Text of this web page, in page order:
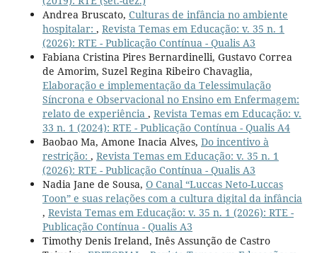
Andrea Bruscato, Culturas de infância no ambiente
hospitalar: , Revista Temas em Educação: v. 35 n. 1
(2026): RTE - Publicação Contínua - Qualis A3
Fabiana Cristina Pires Bernardinelli, Gustavo Correa
de Amorim, Suzel Regina Ribeiro Chavaglia,
Elaboração e implementação da Telessimulação
Síncrona e Observacional no Ensino em Enfermagem:
relato de experiência , Revista Temas em Educação: v.
33 n. 1 (2024): RTE - Publicação Contínua - Qualis A4
Baobao Ma, Amone Inacia Alves, Do incentivo à
restrição: , Revista Temas em Educação: v. 35 n. 1
(2026): RTE - Publicação Contínua - Qualis A3
Nadia Jane de Sousa, O Canal “Luccas Neto-Luccas
Toon” e suas relações com a cultura digital da infância
, Revista Temas em Educação: v. 35 n. 1 (2026): RTE -
Publicação Contínua - Qualis A3
Timothy Denis Ireland, Inês Assunção de Castro